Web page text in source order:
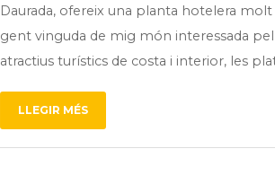
Daurada, ofereix una planta hotelera
gent vinguda de mig món interessada pel
atractius turístics de costa i interior, les
LLEGIR MÉS